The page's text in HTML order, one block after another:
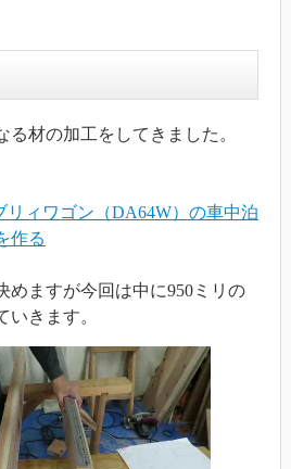
材の加工をしてきました。
リィワゴン（DA64W）の車中泊
作る
めますが今回は中に950ミリの
きます。